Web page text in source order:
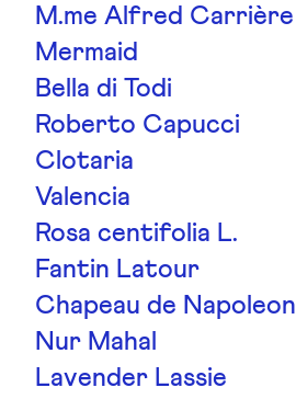
M.me Alfred Carrière
Mermaid
Bella di Todi
Roberto Capucci
Clotaria
Valencia
Rosa centifolia L.
Fantin Latour
Chapeau de Napoleon
Nur Mahal
Lavender Lassie